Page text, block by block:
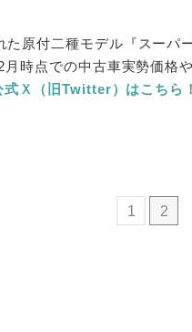
た原付二種モデル『スーパ
時点での中古車実勢価格
Ｘ（旧Twitter）はこちら！
1 2